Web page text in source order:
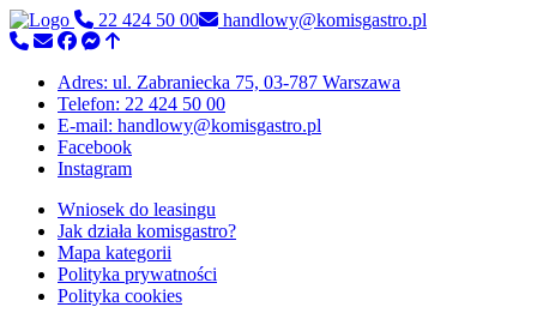
22 424 50 00 handlowy@komisgastro.pl
Adres: ul. Zabraniecka 75, 03-787 Warszawa
Telefon: 22 424 50 00
E-mail: handlowy@komisgastro.pl
Facebook
Instagram
Wniosek do leasingu
Jak działa komisgastro?
Mapa kategorii
Polityka prywatności
Polityka cookies